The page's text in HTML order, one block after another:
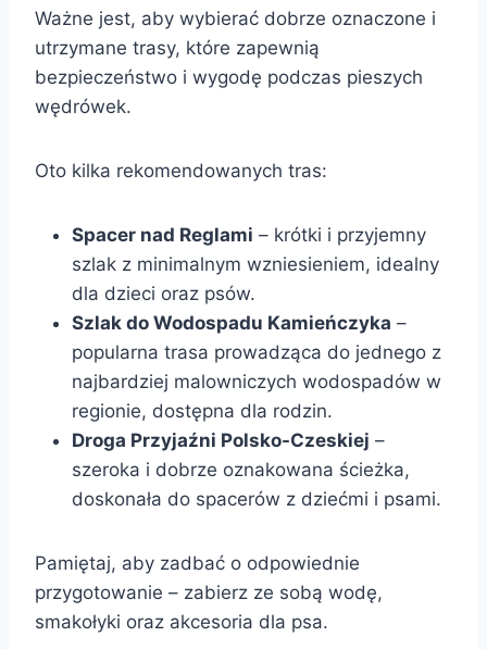
Ważne jest, aby wybierać dobrze oznaczone i
utrzymane trasy, które zapewnią
bezpieczeństwo i wygodę podczas pieszych
wędrówek.
Oto kilka rekomendowanych tras:
Spacer nad Reglami – krótki i przyjemny
szlak z minimalnym wzniesieniem, idealny
dla dzieci oraz psów.
Szlak do Wodospadu Kamieńczyka –
popularna trasa prowadząca do jednego z
najbardziej malowniczych wodospadów w
regionie, dostępna dla rodzin.
Droga Przyjaźni Polsko-Czeskiej –
szeroka i dobrze oznakowana ścieżka,
doskonała do spacerów z dziećmi i psami.
Pamiętaj, aby zadbać o odpowiednie
przygotowanie – zabierz ze sobą wodę,
smakołyki oraz akcesoria dla psa.